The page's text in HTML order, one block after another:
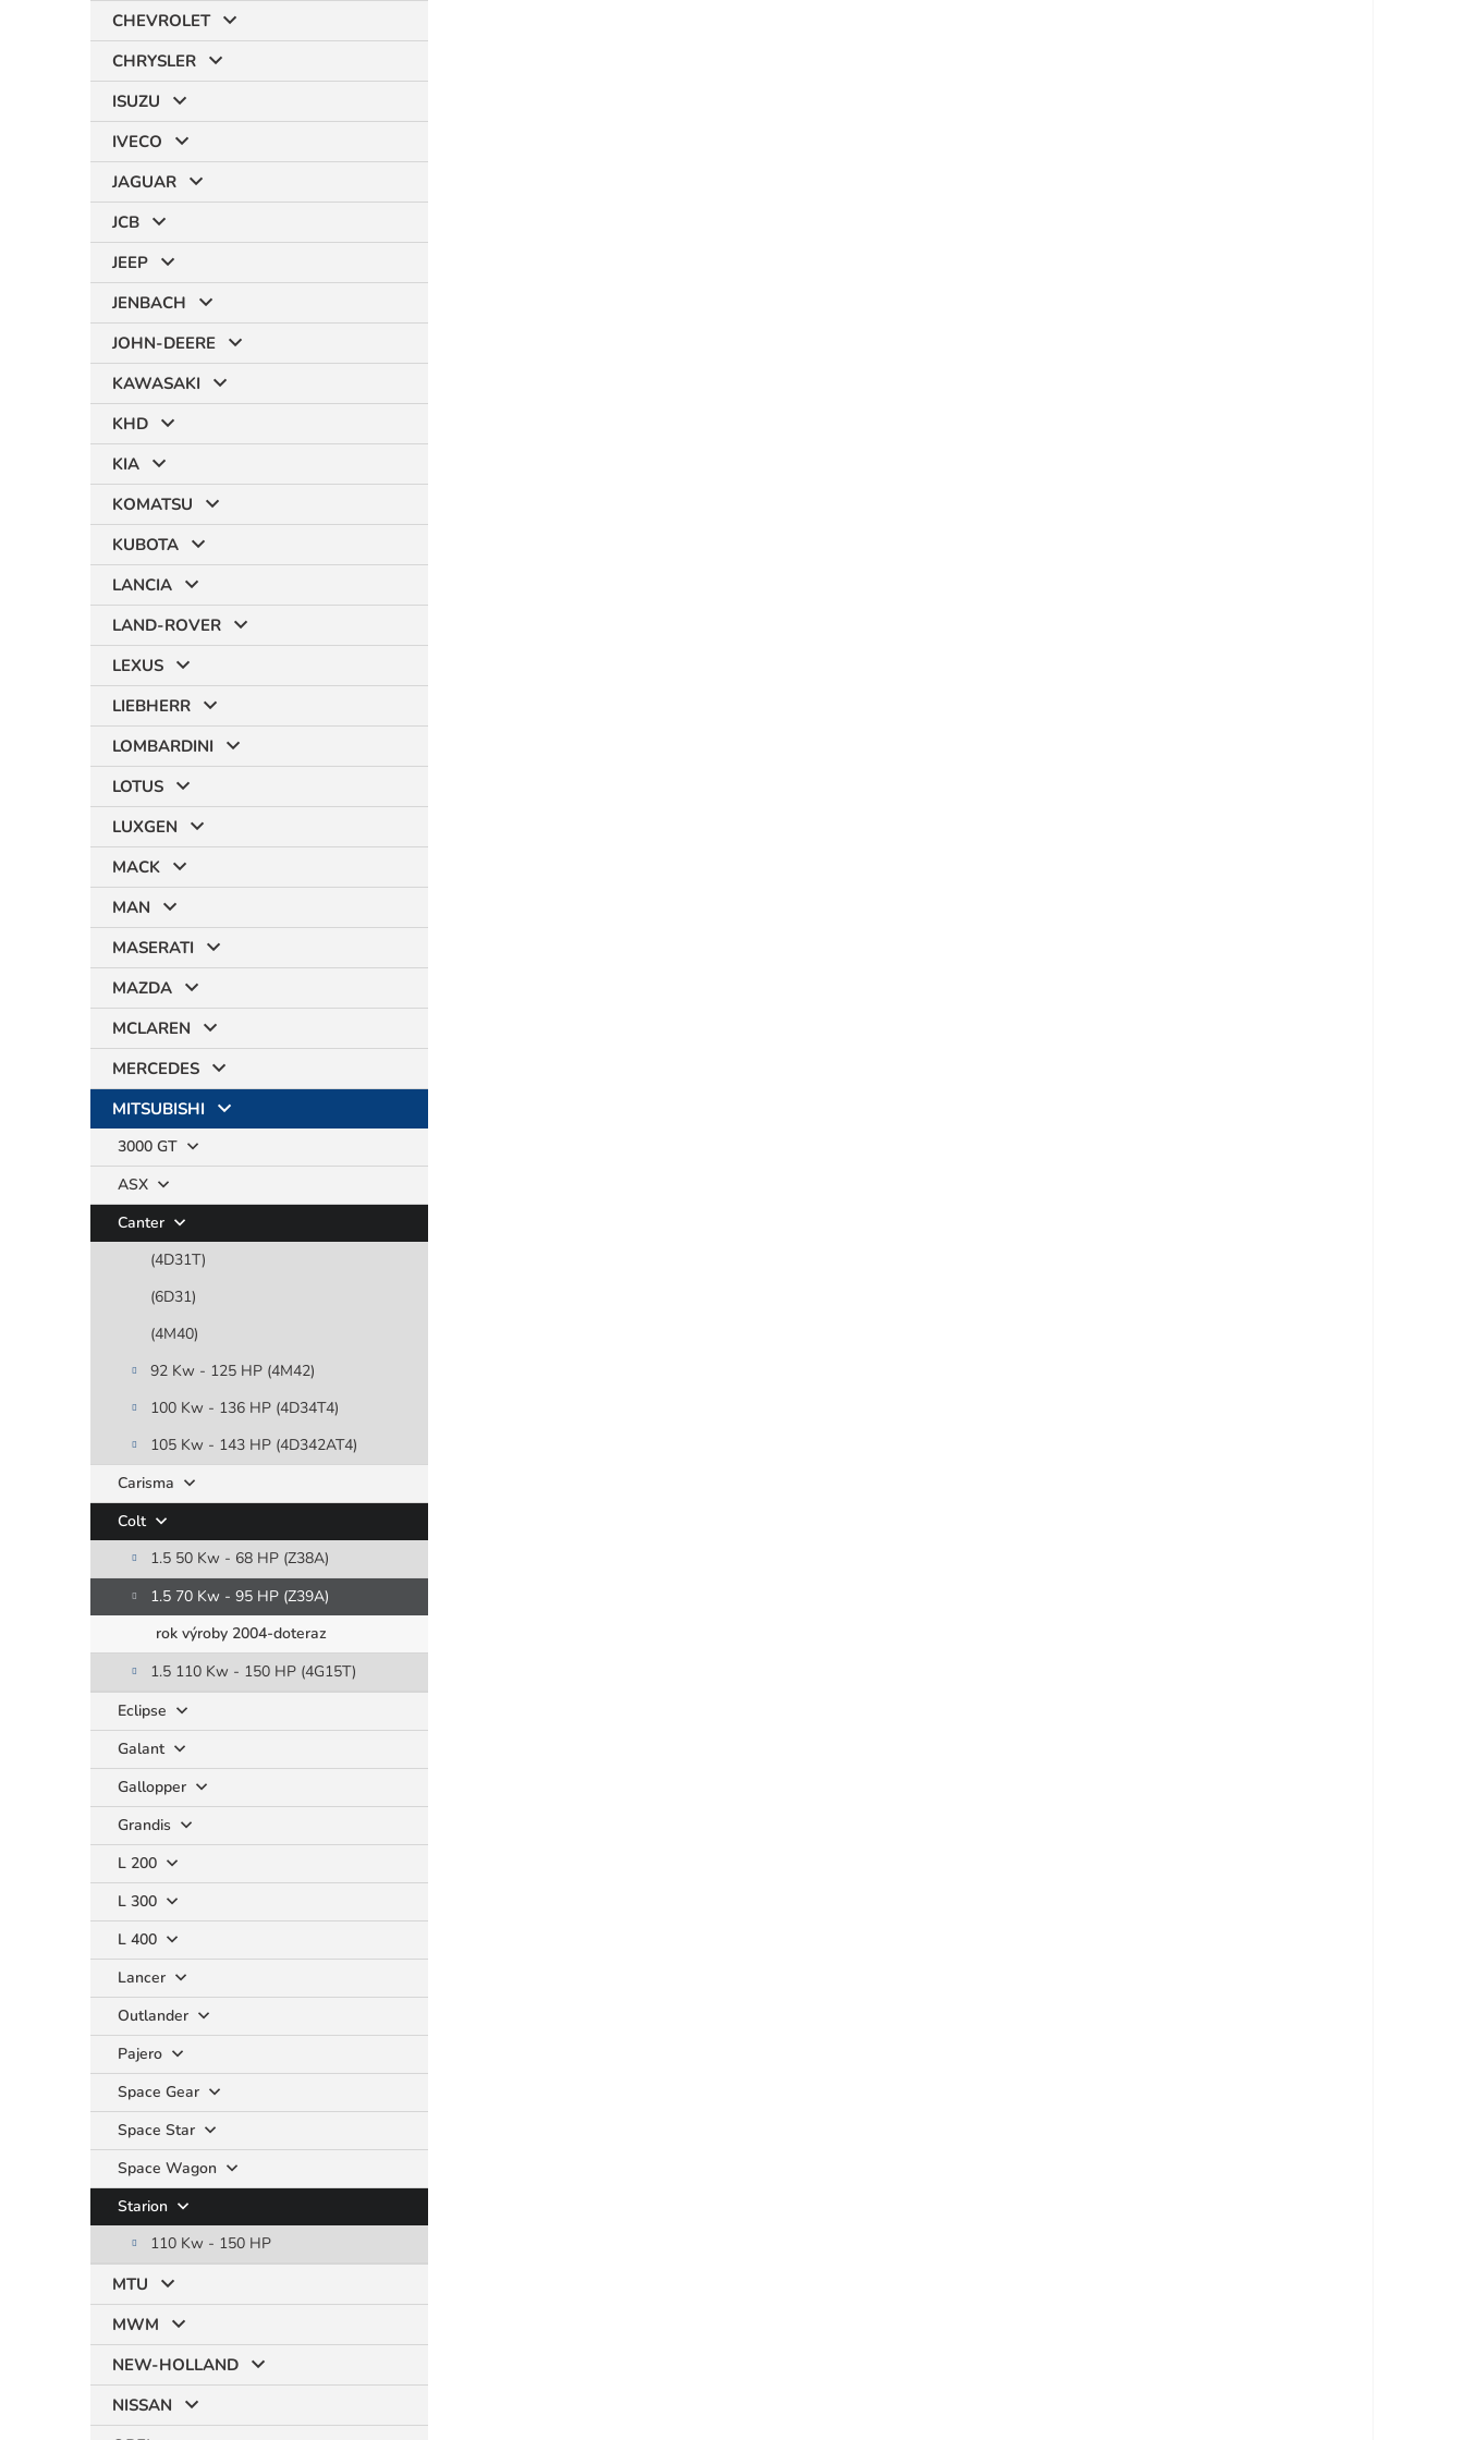
CHEVROLET
CHRYSLER
ISUZU
IVECO
JAGUAR
JCB
JEEP
JENBACH
JOHN-DEERE
KAWASAKI
KHD
KIA
KOMATSU
KUBOTA
LANCIA
LAND-ROVER
LEXUS
LIEBHERR
LOMBARDINI
LOTUS
LUXGEN
MACK
MAN
MASERATI
MAZDA
MCLAREN
MERCEDES
MITSUBISHI
3000 GT
ASX
Canter
(4D31T)
(6D31)
(4M40)
92 Kw - 125 HP (4M42)
100 Kw - 136 HP (4D34T4)
105 Kw - 143 HP (4D342AT4)
Carisma
Colt
1.5 50 Kw - 68 HP (Z38A)
1.5 70 Kw - 95 HP (Z39A)
rok výroby 2004-doteraz
1.5 110 Kw - 150 HP (4G15T)
Eclipse
Galant
Gallopper
Grandis
L 200
L 300
L 400
Lancer
Outlander
Pajero
Space Gear
Space Star
Space Wagon
Starion
110 Kw - 150 HP
MTU
MWM
NEW-HOLLAND
NISSAN